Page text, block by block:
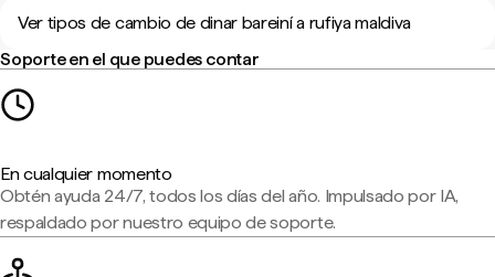
Ver tipos de cambio de dinar bareiní a rufiya maldiva
Soporte en el que puedes contar
En cualquier momento
Obtén ayuda 24/7, todos los días del año. Impulsado por IA,
respaldado por nuestro equipo de soporte.